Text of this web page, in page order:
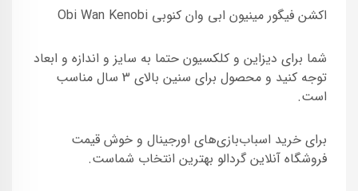
اکشن فیگور مینیون ابی وان کنوبی Obi Wan Kenobi
شما برای دیزاین و کلکسیون حتما به سایز و اندازه و ابعاد
توجه کنید و محصول برای سنین بالای 3 سال مناسب
است.
برای خرید اسباب‌بازی‌های اورجینال و خوش قیمت
فروشگاه آنلاین گردالو بهترین انتخاب شماست.